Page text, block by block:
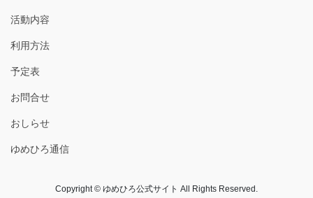
活動内容
利用方法
予定表
お問合せ
おしらせ
ゆめひろ通信
Copyright © ゆめひろ公式サイト All Rights Reserved.